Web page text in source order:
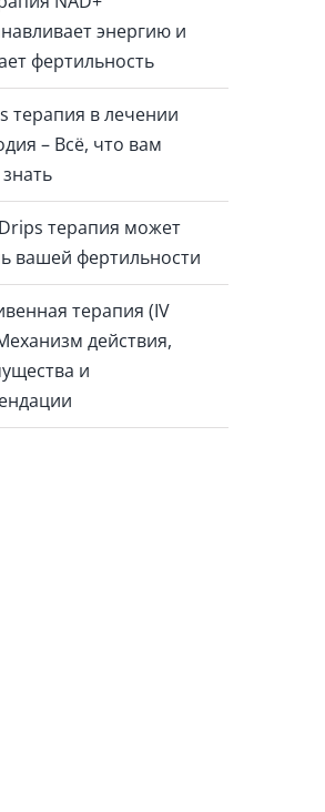
энергию и
фертильность
терапия в лечении
– Всё, что вам
терапия может
вашей фертильности
терапия (IV
действия,
и